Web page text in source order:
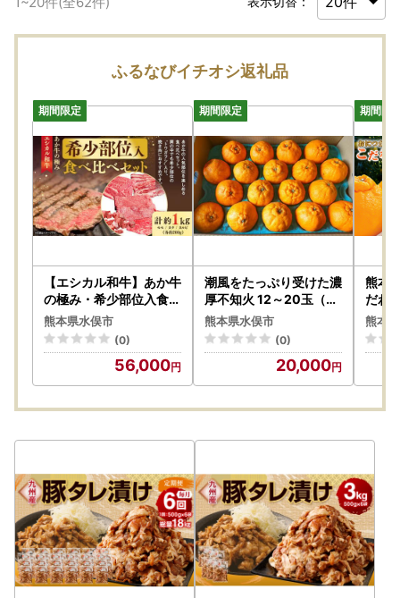
寄附者の皆様にはご不便、ご迷惑をおかけし誠に申し訳ござ
いませんが、何卒ご理解賜りますようお願い申し上げます。
ふるなびイチオシ返礼品
【エシカル和牛】あか牛
の極み・希少部位入食べ
比べセット 計約1kg 食
べ比べ セット 赤牛 あか
牛 焼き肉 鉄板焼き
熊本県水俣市
(0)
56,000
潮風をたっぷり受けた濃
厚不知火 12～20玉（約
4.5kg） 【2027年2月
下旬-3月上旬発送予定
】 デコポン みかん 柑橘
果物 フルーツ 熊本
熊本県水俣市
(0)
20,000
熊本
だわ
5kg
3月
熊本